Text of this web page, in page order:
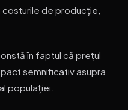
de producție,
în faptul că prețul
semnificativ asupra
populației.